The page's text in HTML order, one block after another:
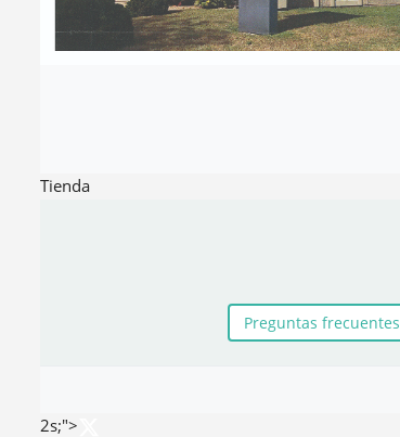
Tienda
Preguntas frecuentes
2s;">